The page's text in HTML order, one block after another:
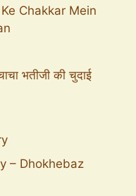
Chakkar Mein
भतीजी की चुदाई
– Dhokhebaz